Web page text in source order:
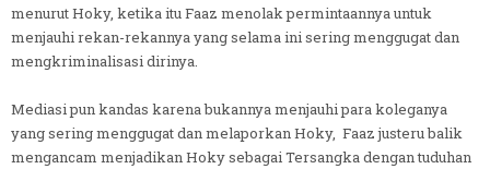
menurut Hoky, ketika itu Faaz menolak permintaannya untuk
menjauhi rekan-rekannya yang selama ini sering menggugat dan
mengkriminalisasi dirinya.
Mediasi pun kandas karena bukannya menjauhi para koleganya
yang sering menggugat dan melaporkan Hoky, Faaz justeru balik
mengancam menjadikan Hoky sebagai Tersangka dengan tuduhan